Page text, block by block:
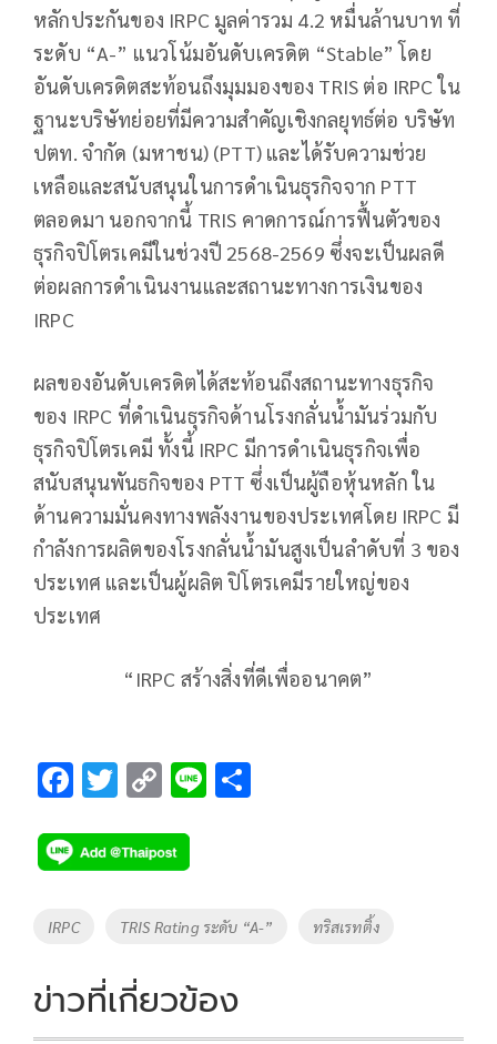
หลักประกันของ IRPC มูลค่ารวม 4.2 หมื่นล้านบาท ที่
ระดับ “A-” แนวโน้มอันดับเครดิต “Stable” โดย
อันดับเครดิตสะท้อนถึงมุมมองของ TRIS ต่อ IRPC ใน
ฐานะบริษัทย่อยที่มีความสำคัญเชิงกลยุทธ์ต่อ บริษัท
ปตท. จำกัด (มหาชน) (PTT) และได้รับความช่วย
เหลือและสนับสนุนในการดำเนินธุรกิจจาก PTT
ตลอดมา นอกจากนี้ TRIS คาดการณ์การฟื้นตัวของ
ธุรกิจปิโตรเคมีในช่วงปี 2568-2569 ซึ่งจะเป็นผลดี
ต่อผลการดำเนินงานและสถานะทางการเงินของ
IRPC
ผลของอันดับเครดิตได้สะท้อนถึงสถานะทางธุรกิจ
ของ IRPC ที่ดำเนินธุรกิจด้านโรงกลั่นน้ำมันร่วมกับ
ธุรกิจปิโตรเคมี ทั้งนี้ IRPC มีการดำเนินธุรกิจเพื่อ
สนับสนุนพันธกิจของ PTT ซึ่งเป็นผู้ถือหุ้นหลัก ใน
ด้านความมั่นคงทางพลังงานของประเทศโดย IRPC มี
กำลังการผลิตของโรงกลั่นน้ำมันสูงเป็นลำดับที่ 3 ของ
ประเทศ และเป็นผู้ผลิต ปิโตรเคมีรายใหญ่ของ
ประเทศ
“IRPC สร้างสิ่งที่ดีเพื่ออนาคต”
F
e
b
o
k
T
tt
er
C
p
y
Li
k
Li
Tags
IRPC TRIS Rating ระดับ “A-” ทริสเรทติ้ง
ข่าวที่เกี่ยวข้อง